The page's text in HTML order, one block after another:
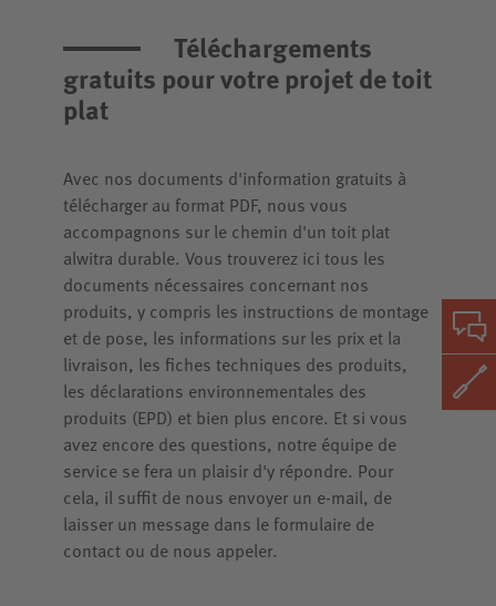
Téléchargements
gratuits pour votre projet de toit
plat
Avec nos documents d'information gratuits à
télécharger au format PDF, nous vous
accompagnons sur le chemin d'un toit plat
alwitra durable. Vous trouverez ici tous les
documents nécessaires concernant nos
produits, y compris les instructions de montage
et de pose, les informations sur les prix et la
livraison, les fiches techniques des produits,
les déclarations environnementales des
produits (EPD) et bien plus encore. Et si vous
avez encore des questions, notre équipe de
service se fera un plaisir d'y répondre. Pour
cela, il suffit de nous envoyer un e-mail, de
laisser un message dans le formulaire de
contact ou de nous appeler.